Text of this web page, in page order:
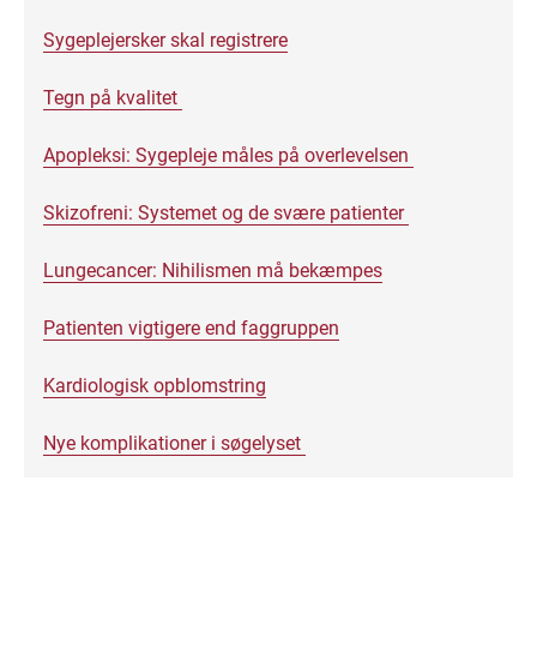
Sygeplejersker skal registrere
Tegn på kvalitet
Apopleksi: Sygepleje måles på overlevelsen
Skizofreni: Systemet og de svære patienter
Lungecancer: Nihilismen må bekæmpes
Patienten vigtigere end faggruppen
Kardiologisk opblomstring
Nye komplikationer i søgelyset